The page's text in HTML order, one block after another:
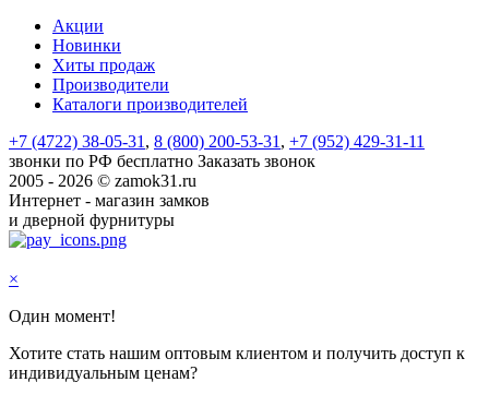
Акции
Новинки
Хиты продаж
Производители
Каталоги производителей
+7 (4722) 38-05-31, 8 (800) 200-53-31, +7 (952) 429-31-11
звонки по РФ бесплатно Заказать звонок
2005 - 2026 © zamok31.ru
Интернет - магазин замков
и дверной фурнитуры
×
Один момент!
Хотите стать нашим оптовым клиентом и получить доступ к
индивидуальным ценам?